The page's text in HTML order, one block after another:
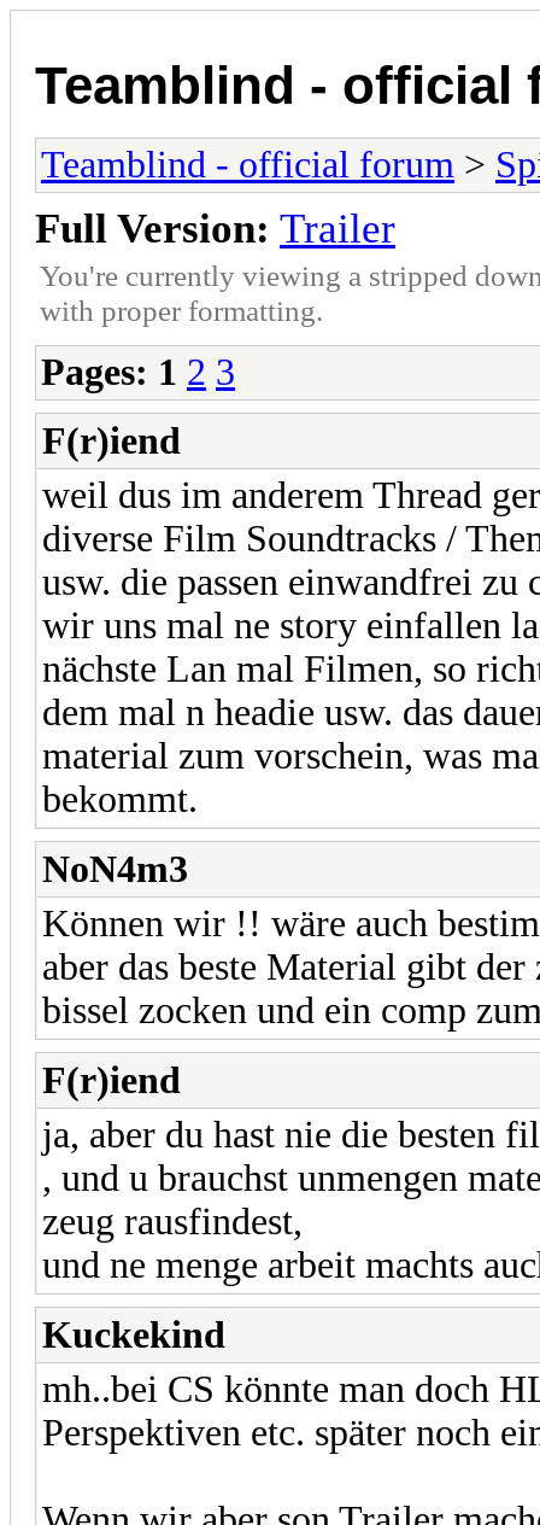
Teamblind - official
Teamblind - official forum >
Full Version: Trailer
You're currently viewing a stripped
with proper formatting.
Pages: 1 2 3
F(r)iend
weil dus im anderem Thread
diverse Film Soundtracks /
usw. die passen einwandfrei
wir uns mal ne story einfallen
nächste Lan mal Filmen, so
dem mal n headie usw. das
material zum vorschein, was
bekommt.
NoN4m3
Können wir !! wäre auch
aber das beste Material gibt
bissel zocken und ein comp
F(r)iend
ja, aber du hast nie die besten
, und u brauchst unmengen
zeug rausfindest,
und ne menge arbeit machts
Kuckekind
mh..bei CS könnte man doch
Perspektiven etc. später noch